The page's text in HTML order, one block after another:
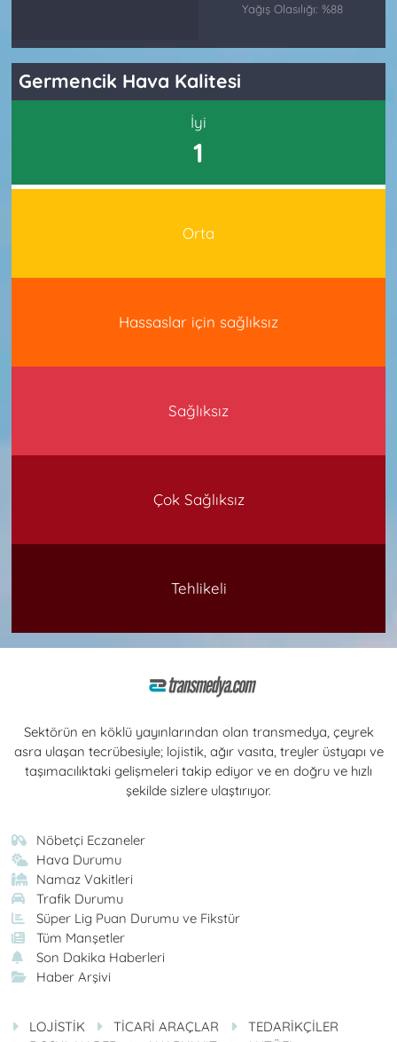
Yağış Olasılığı: %88
Germencik Hava Kalitesi
İyi
1
Orta
Hassaslar için sağlıksız
Sağlıksız
Çok Sağlıksız
Tehlikeli
Sektörün en köklü yayınlarından olan transmedya, çeyrek
asra ulaşan tecrübesiyle; lojistik, ağır vasıta, treyler üstyapı ve
taşımacılıktaki gelişmeleri takip ediyor ve en doğru ve hızlı
şekilde sizlere ulaştırıyor.
Nöbetçi Eczaneler
Hava Durumu
Namaz Vakitleri
Trafik Durumu
Süper Lig Puan Durumu ve Fikstür
Tüm Manşetler
Son Dakika Haberleri
Haber Arşivi
LOJİSTİK TİCARİ ARAÇLAR
TEDARİKÇİLER